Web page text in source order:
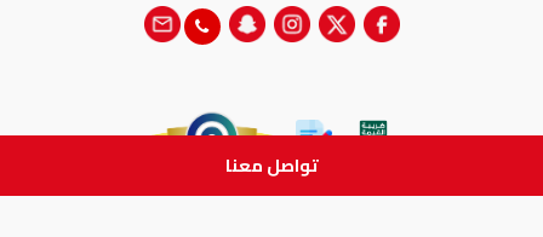
تواصل معنا